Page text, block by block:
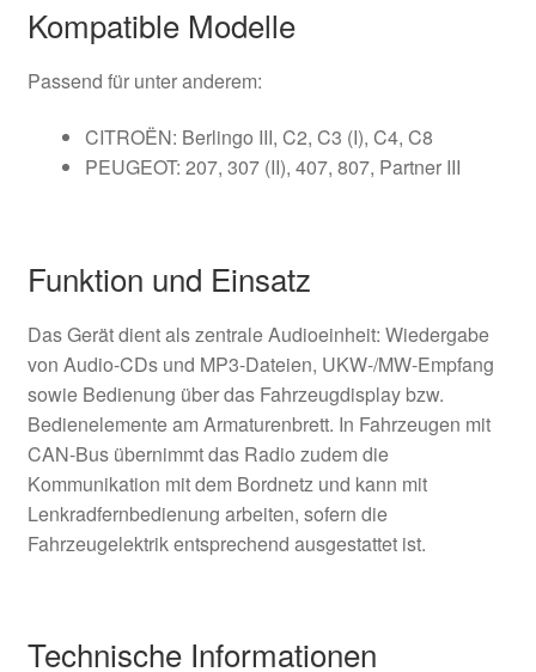
Kompatible Modelle
Passend für unter anderem:
CITROËN: Berlingo III, C2, C3 (I), C4, C8
PEUGEOT: 207, 307 (II), 407, 807, Partner III
Funktion und Einsatz
Das Gerät dient als zentrale Audioeinheit: Wiedergabe
von Audio-CDs und MP3-Dateien, UKW-/MW-Empfang
sowie Bedienung über das Fahrzeugdisplay bzw.
Bedienelemente am Armaturenbrett. In Fahrzeugen mit
CAN-Bus übernimmt das Radio zudem die
Kommunikation mit dem Bordnetz und kann mit
Lenkradfernbedienung arbeiten, sofern die
Fahrzeugelektrik entsprechend ausgestattet ist.
Technische Informationen